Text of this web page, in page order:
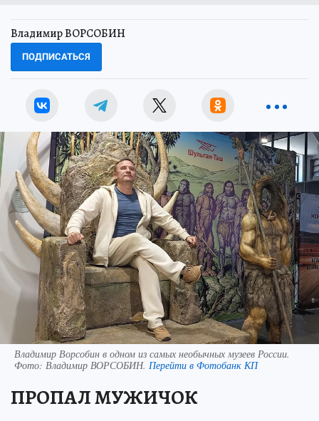
Владимир ВОРСОБИН
ПОДПИСАТЬСЯ
Владимир Ворсобин в одном из самых необычных музеев России.
Фото: Владимир ВОРСОБИН. Перейти в Фотобанк КП
ПРОПАЛ МУЖИЧОК